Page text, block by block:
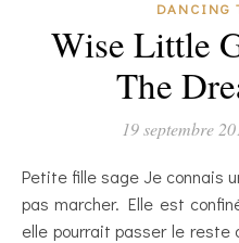
DANCING
Wise Little
The
19 septembre
Petite fille sage Je connais une petite fille sage qui ne peut
pas marcher. Elle est
elle pourrait passer le reste